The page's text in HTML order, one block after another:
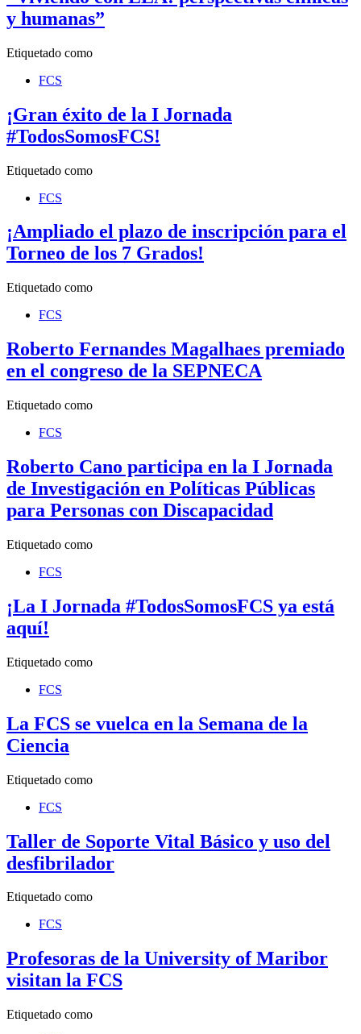
y humanas”
Etiquetado como
FCS
¡Gran éxito de la I Jornada
#TodosSomosFCS!
Etiquetado como
FCS
¡Ampliado el plazo de inscripción para el
Torneo de los 7 Grados!
Etiquetado como
FCS
Roberto Fernandes Magalhaes premiado
en el congreso de la SEPNECA
Etiquetado como
FCS
Roberto Cano participa en la I Jornada
de Investigación en Políticas Públicas
para Personas con Discapacidad
Etiquetado como
FCS
¡La I Jornada #TodosSomosFCS ya está
aquí!
Etiquetado como
FCS
La FCS se vuelca en la Semana de la
Ciencia
Etiquetado como
FCS
Taller de Soporte Vital Básico y uso del
desfibrilador
Etiquetado como
FCS
Profesoras de la University of Maribor
visitan la FCS
Etiquetado como